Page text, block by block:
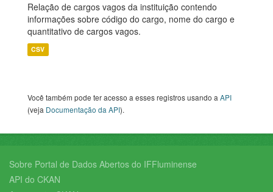
Relação de cargos vagos da instituição contendo
informações sobre código do cargo, nome do cargo e
quantitativo de cargos vagos.
CSV
Você também pode ter acesso a esses registros usando aAPI
(veja Documentação da API).
Sobre Portal de Dados Abertos do IFFluminense
API do CKAN